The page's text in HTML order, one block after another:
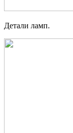
Детали ламп.